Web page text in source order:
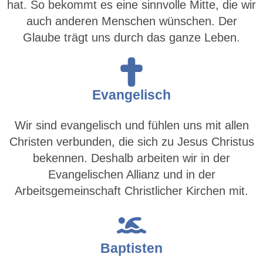
hat. So bekommt es eine sinnvolle Mitte, die wir
auch anderen Menschen wünschen. Der
Glaube trägt uns durch das ganze Leben.
Evangelisch
Wir sind evangelisch und fühlen uns mit allen
Christen verbunden, die sich zu Jesus Christus
bekennen. Deshalb arbeiten wir in der
Evangelischen Allianz und in der
Arbeitsgemeinschaft Christlicher Kirchen mit.
Baptisten